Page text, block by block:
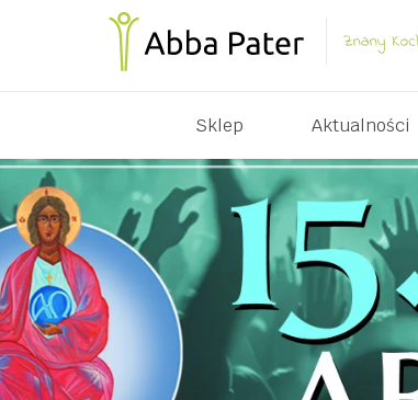
Sklep Aktualności